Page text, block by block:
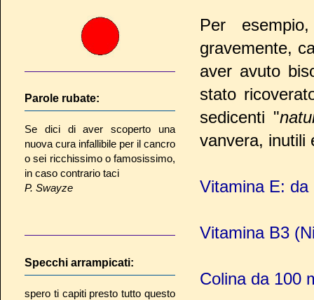
Per
gravemente,
aver avuto
stato
sedicenti "
vanvera, inutili
Vitamina E:
Vitamina B3
Colina da 100
Parole rubate:
Se dici di aver scoperto una
nuova cura infallibile per il cancro
o sei ricchissimo o famosissimo,
in caso contrario taci
P. Swayze
Specchi arrampicati:
spero ti capiti presto tutto questo